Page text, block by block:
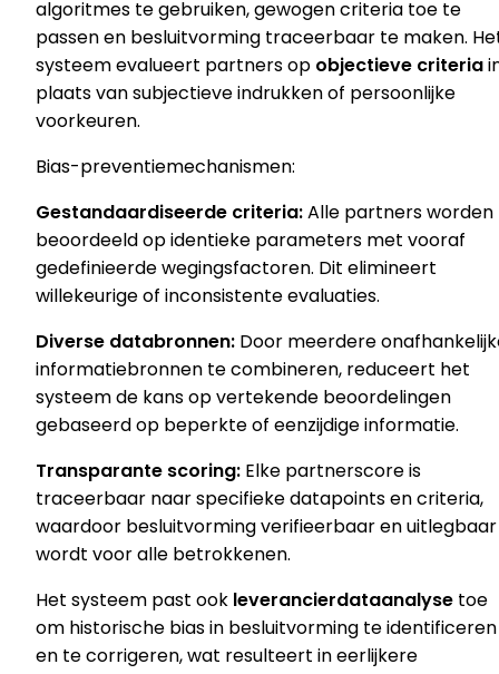
algoritmes te gebruiken, gewogen criteria toe te
passen en besluitvorming traceerbaar te maken.
systeem evalueert partners op objectieve criteria
plaats van subjectieve indrukken of persoonlijke
voorkeuren.
Bias-preventiemechanismen:
Gestandaardiseerde criteria:Alle partners worden
beoordeeld op identieke parameters met vooraf
gedefinieerde wegingsfactoren. Dit elimineert
willekeurige of inconsistente evaluaties.
Diverse databronnen: Door meerdere
informatiebronnen te combineren, reduceert het
systeem de kans op vertekende beoordelingen
gebaseerd op beperkte of eenzijdige informatie.
Transparante scoring: Elke partnerscore is
traceerbaar naar specifieke datapoints en criteria,
waardoor besluitvorming verifieerbaar en uitlegbaar
wordt voor alle betrokkenen.
Het systeem past ook leverancierdataanalyse toe
om historische bias in besluitvorming te identificeren
en te corrigeren, wat resulteert in eerlijkere